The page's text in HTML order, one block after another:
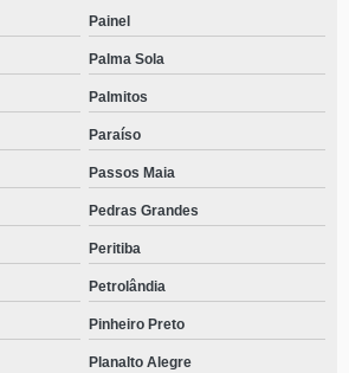
Painel
Palma Sola
Palmitos
Paraíso
Passos Maia
Pedras Grandes
Peritiba
Petrolândia
Pinheiro Preto
Planalto Alegre